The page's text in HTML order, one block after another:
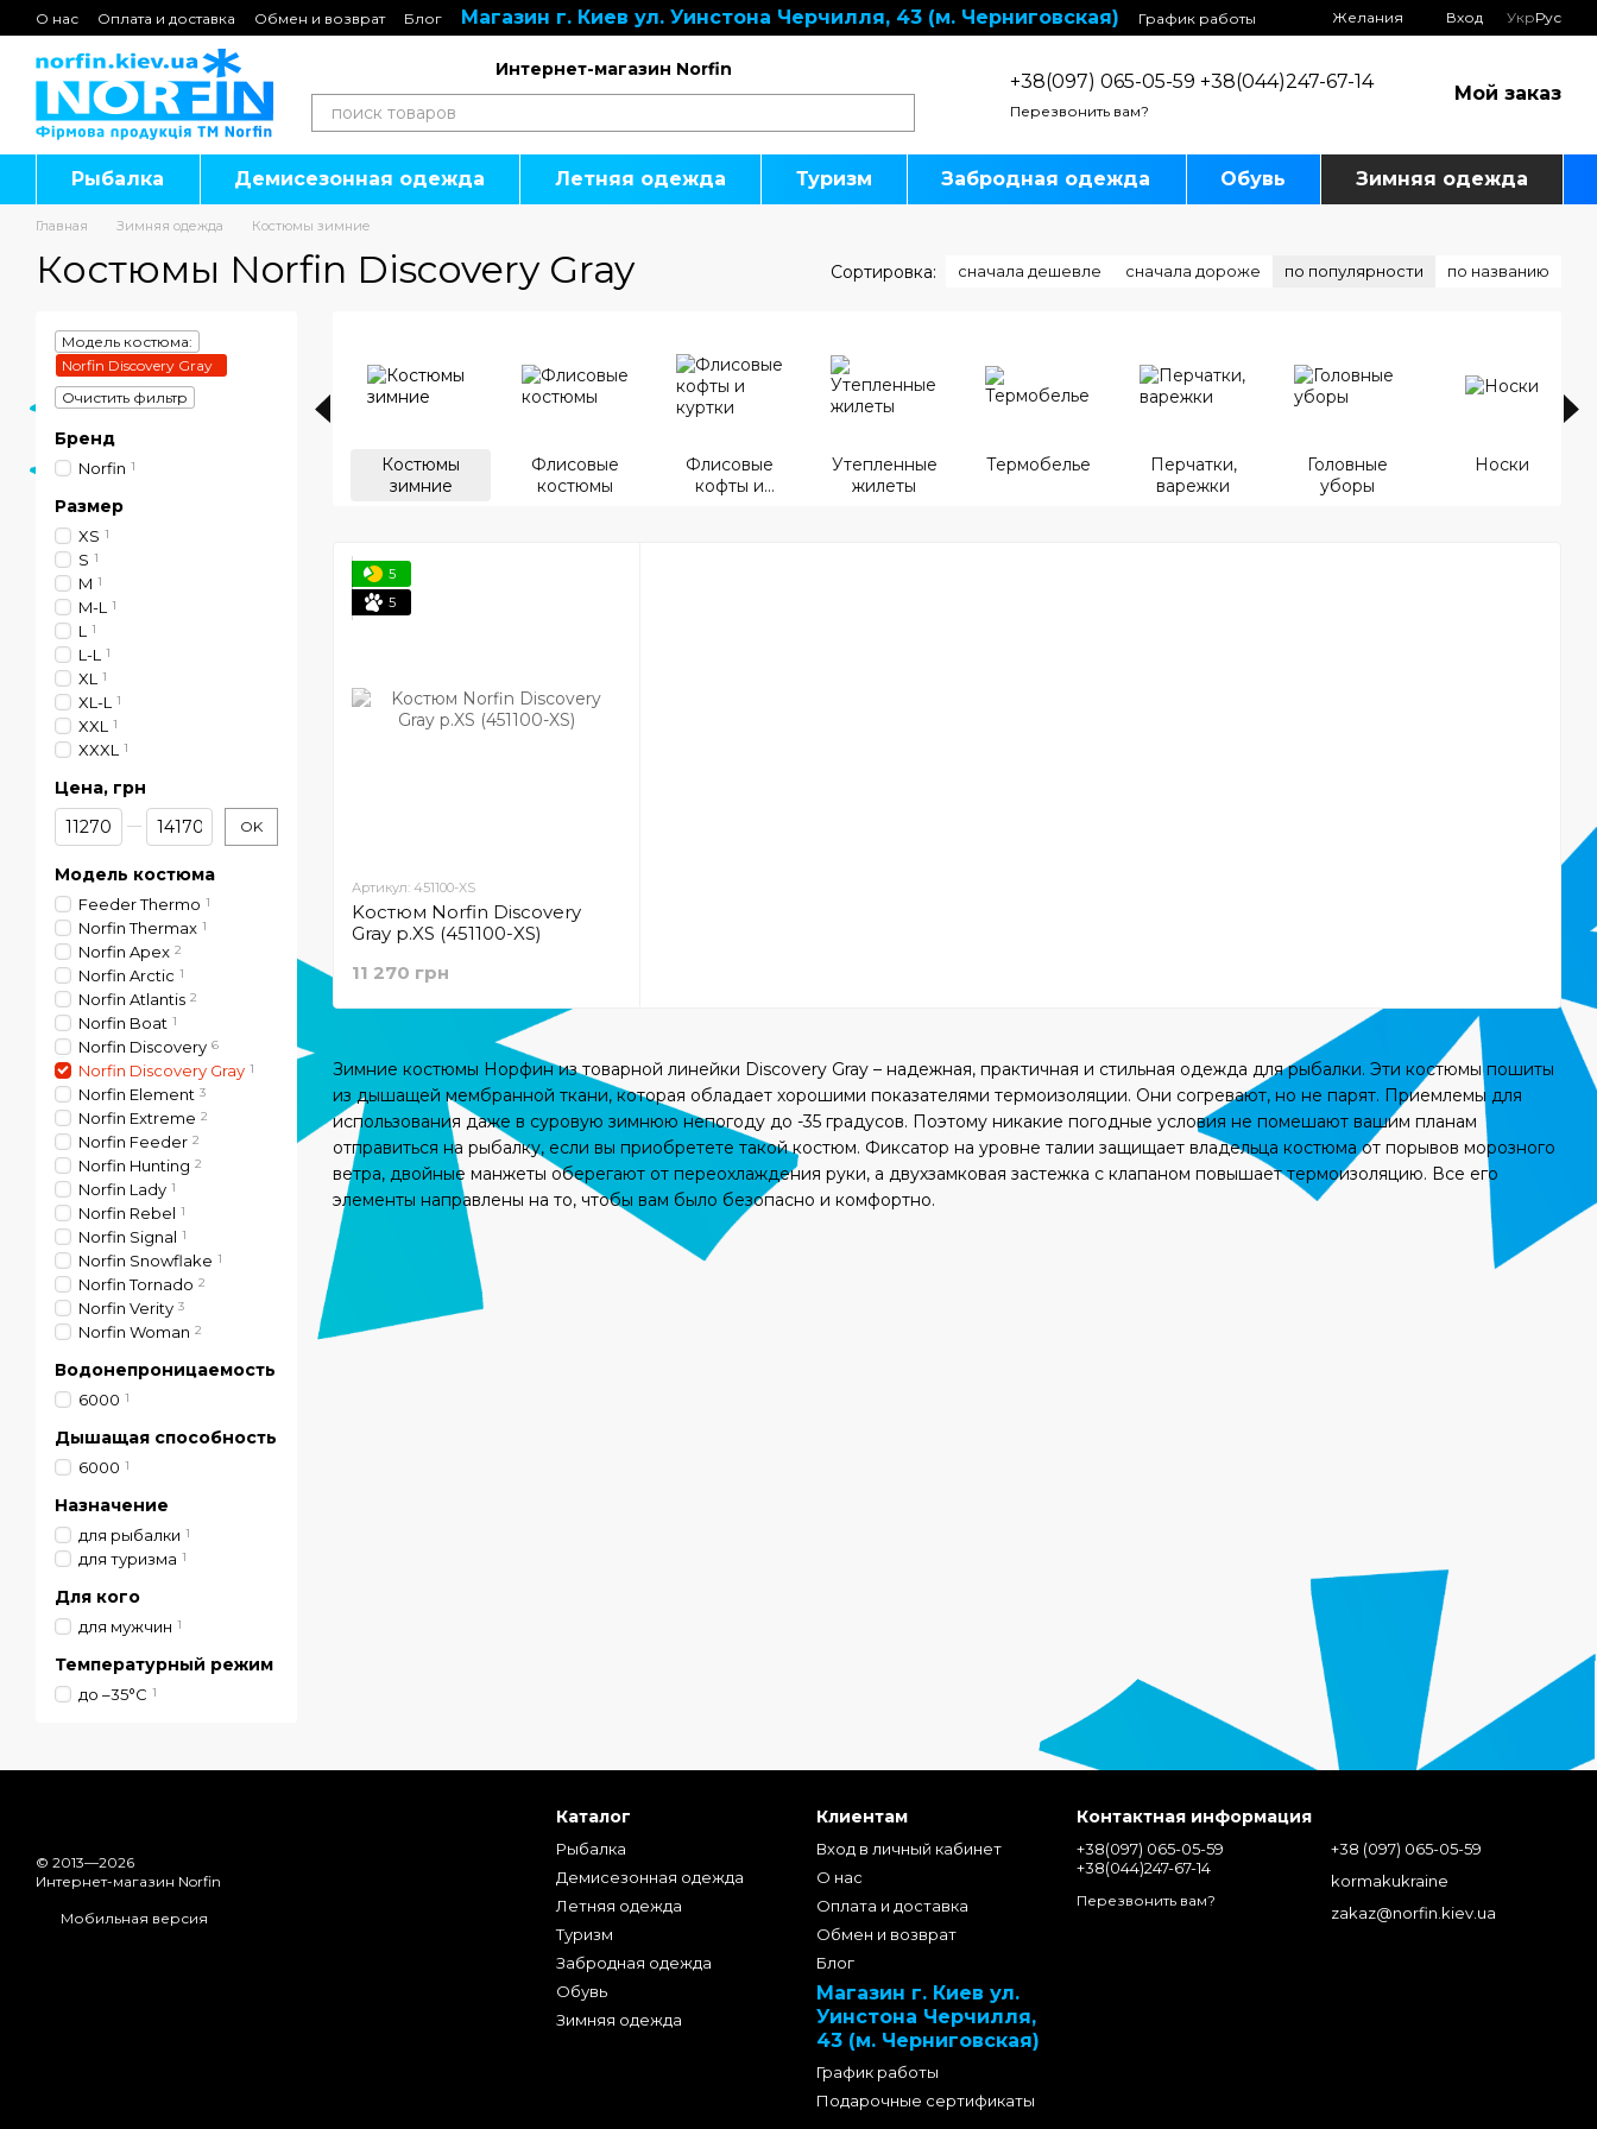
Перейти к основному контенту
О нас Оплата и доставка Обмен и возврат Блог Магазин г. Киев ул. Уинстона Черчилля, 43 (м. Черниговская)
График работы
Подарочные сертификаты
Желания Вход УкрРус
Интернет-магазин Norfin
+38(097) 065-05-59 +38(044)247-67-14
Перезвонить вам?
Мой заказ
Рыбалка Демисезонная одежда Летняя одежда Туризм Забродная одежда Обувь Зимняя одежда
Главная Зимняя одежда Костюмы зимние
Костюмы Norfin Discovery Gray Сортировка: сначала дешевле сначала дороже по популярности по названию
Костюмы
зимние
Флисовые
костюмы
Флисовые
кофты и
Утепленные
жилеты
Термобелье
Перчатки,
варежки
Головные
уборы
Носки
Зимние костюмы Норфин из товарной линейки Discovery Gray – надежная, практичная и стильная одежда для рыбалки. Эти костюмы пошиты
из дышащей мембранной ткани, которая обладает хорошими показателями термоизоляции. Они согревают, но не парят. Приемлемы для
использования даже в суровую зимнюю непогоду до -35 градусов. Поэтому никакие погодные условия не помешают вашим планам
отправиться на рыбалку, если вы приобретете такой костюм. Фиксатор на уровне талии защищает владельца костюма от порывов морозного
ветра, двойные манжеты оберегают от переохлаждения руки, а двухзамковая застежка с клапаном повышает термоизоляцию. Все его
элементы направлены на то, чтобы вам было безопасно и комфортно.
5
5
Артикул: 451100-XS
Kостюм Norfin Discovery
Gray р.XS (451100-XS)
11 270 грн
Модель костюма:
Norfin Discovery Gray
Очистить фильтр
Бренд
Norfin 1
Размер
XS 1
S 1
M 1
M-L 1
L 1
L-L 1
XL 1
XL-L 1
XXL 1
XXXL 1
Цена, грн
От Цена, грн
До Цена, грн OK
Модель костюма
Feeder Thermo 1
Norfin Thermax 1
Norfin Apex 2
Norfin Arctic 1
Norfin Atlantis 2
Norfin Boat 1
Norfin Discovery 6
Norfin Discovery Gray 1
Norfin Element 3
Norfin Extreme 2
Norfin Feeder 2
Norfin Hunting 2
Norfin Lady 1
Norfin Rebel 1
Norfin Signal 1
Norfin Snowflake 1
Norfin Tornado 2
Norfin Verity 3
Norfin Woman 2
Водонепроницаемость
6000 1
Дышащая способность
6000 1
Назначение
для рыбалки 1
для туризма 1
Для кого
для мужчин 1
Температурный режим
до –35°C 1
© 2013—2026
Интернет-магазин Norfin
Мобильная версия
Каталог
Рыбалка
Демисезонная одежда
Летняя одежда
Туризм
Забродная одежда
Обувь
Зимняя одежда
Клиентам
Вход в личный кабинет
О нас
Оплата и доставка
Обмен и возврат
Блог
Магазин г. Киев ул.
Уинстона Черчилля,
43 (м. Черниговская)
График работы
Подарочные сертификаты
Контактная информация
+38(097) 065-05-59
+38(044)247-67-14
Перезвонить вам?
+38 (097) 065-05-59
kormakukraine
zakaz@norfin.kiev.ua